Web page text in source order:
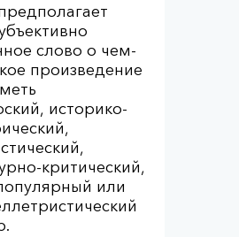
слово о чем-
произведение
историко-
критический,
или